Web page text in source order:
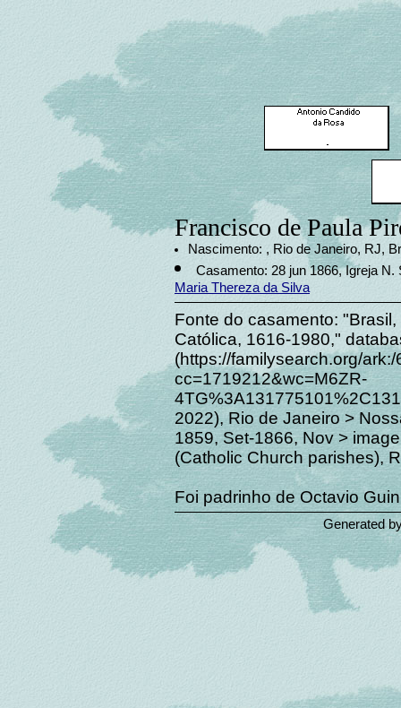
Francisco de Paula
Nascimento: , Rio de Janeiro, RJ,
Casamento: 28 jun 1866, Igreja
Maria Thereza da Silva
Fonte do casamento:
Católica, 1616-1980,"
(https://familysearch.org/
cc=1719212&wc=M6ZR-
2022), Rio de Janeiro >
1859, Set-1866, Nov >
(Catholic Church parishes),
Foi padrinho de Octavio
Generated